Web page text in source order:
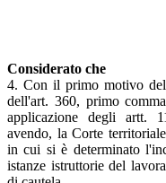
Considerato che
4. Con il primo motivo
dell'art. 360, primo
applicazione degli artt.
avendo, la Corte
in cui si è determinato
istanze istruttorie del